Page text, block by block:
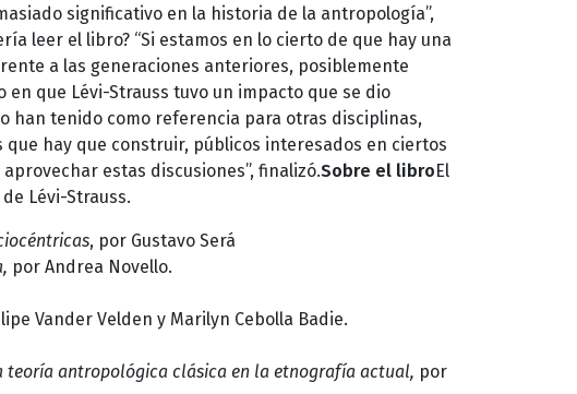
significativo en la historia de la antropología”,
leer el libro? “Si estamos en lo cierto de que hay una
a las generaciones anteriores, posiblemente
que Lévi-Strauss tuvo un impacto que se dio
han tenido como referencia para otras disciplinas,
hay que construir, públicos interesados en ciertos
estas discusiones”, finalizó.Sobre el libroEl
Lévi-Strauss.
, por Gustavo Será
por Andrea Novello.
Vander Velden y Marilyn Cebolla Badie.
teoría antropológica clásica en la etnografía actual, por